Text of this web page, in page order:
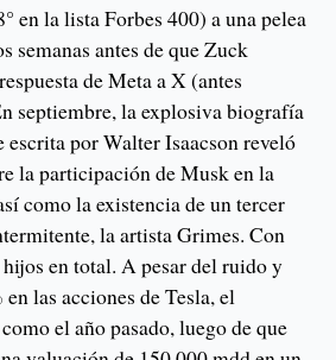
en la lista Forbes 400) a una pelea
semanas antes de que Zuck
de Meta a X (antes
septiembre, la explosiva biografía
por Walter Isaacson reveló
la participación de Musk en la
como la existencia de un tercer
la artista Grimes. Con
en total. A pesar del ruido y
las acciones de Tesla, el
el año pasado, luego de que